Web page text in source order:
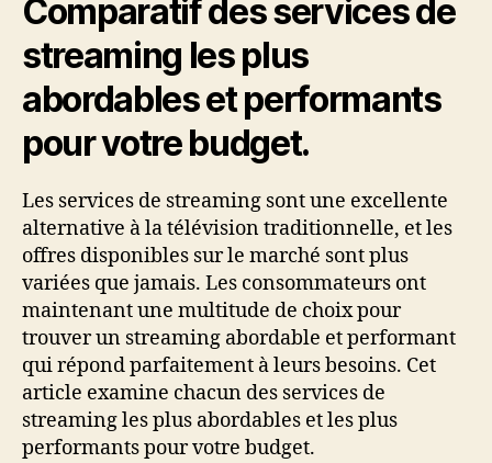
Comparatif des services de
streaming les plus
abordables et performants
pour votre budget.
Les services de streaming sont une excellente
alternative à la télévision traditionnelle, et les
offres disponibles sur le marché sont plus
variées que jamais. Les consommateurs ont
maintenant une multitude de choix pour
trouver un streaming abordable et performant
qui répond parfaitement à leurs besoins. Cet
article examine chacun des services de
streaming les plus abordables et les plus
performants pour votre budget.